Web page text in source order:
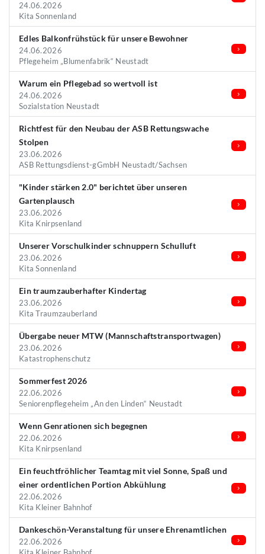
24.06.2026
Kita Sonnenland
Edles Balkonfrühstück für unsere Bewohner
24.06.2026
Pflegeheim „Blumenfabrik“ Neustadt
Warum ein Pflegebad so wertvoll ist
24.06.2026
Sozialstation Neustadt
Richtfest für den Neubau der ASB Rettungswache
Stolpen
23.06.2026
ASB Rettungsdienst-gGmbH Neustadt/Sachsen
"Kinder stärken 2.0" berichtet über unseren
Gartenplausch
23.06.2026
Kita Knirpsenland
Unserer Vorschulkinder schnuppern Schulluft
23.06.2026
Kita Sonnenland
Ein traumzauberhafter Kindertag
23.06.2026
Kita Traumzauberland
Übergabe neuer MTW (Mannschaftstransportwagen)
23.06.2026
Katastrophenschutz
Sommerfest 2026
22.06.2026
Seniorenpflegeheim „An den Linden“ Neustadt
Wenn Genrationen sich begegnen
22.06.2026
Kita Knirpsenland
Ein feuchtfröhlicher Teamtag mit viel Sonne, Spaß und
einer ordentlichen Portion Abkühlung
22.06.2026
Kita Kleiner Bahnhof
Dankeschön-Veranstaltung für unsere Ehrenamtlichen
22.06.2026